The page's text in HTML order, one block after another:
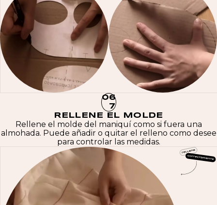
06
7
RELLENE EL MOLDE
Rellene el molde del maniquí como si fuera una
almohada. Puede añadir o quitar el relleno como desee
para controlar las medidas.